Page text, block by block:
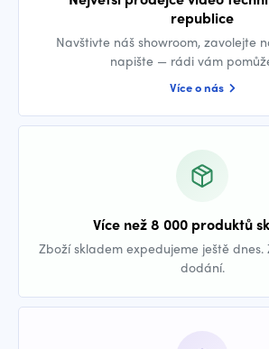
republice
Navštivte náš showroom, zavolejte
napište — rádi vám
Více o nás
Více než 8 000 produktů
Zboží skladem expedujeme ještě
dodání.